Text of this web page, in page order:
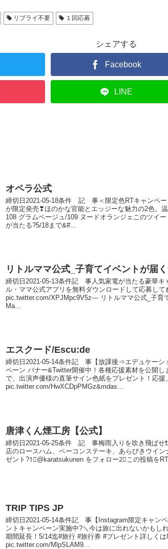
リプライ不要 １回応募
シェアする
Facebook
LINE
オペラ公式
締切日2021-05-18条件 記 事＜限定色RTキャンペー
が限定発売❣ほのかな官能とエッジーな魅力の2色。
108 グラムベージュ/109 ヌードオランジェこのツイ
が当たる?5/18まで&#...
リトルママ公式_子育てイベントが届
締切日2021-05-13条件記 事人気家電が当たる豪華キ
ル・ママ公式アプリを無料ダウンロードして応募し
pic.twitter.com/XPJMpc9V5z— リトルママ公式_子育
Ma...
エスクード/Escu:de
締切日2021-05-14条件記 事【放課後⇒エデュケーシ
ペーン バナー&Twitter開催中！各種応援素材を公開
で、出演声優様の直筆サイン色紙をプレゼント！応
pic.twitter.com/HwXCDpPMGz&mdas...
唐津くん煙工房【公式】
締切日2021-05-25条件 記 事梅雨入りを吹き飛ばせ
店のロースハム、ベーコンステーキ、あらびきウイ
ゼント?1⃣@karatsukunen をフォロー2⃣この投稿を
TRIP TIPS JP
締切日2021-05-14条件記 事【Instagram限定キャン
ントキャンペーン実施中?＼今は旅に出れないかもし
期間延長！5/14迄#旅行 #旅行券 #プレゼント詳しく
pic.twitter.com/MlpSLAM9...